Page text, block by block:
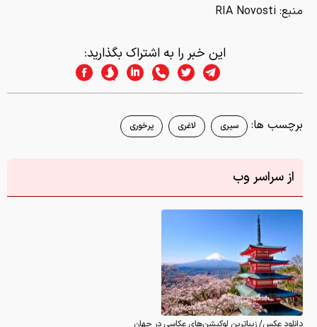
منبع: RIA Novosti
این خبر را به اشتراک بگذارید:
برچسب ها: سیری لاغری پرخوری
از سراسر وب
دانلود عکس/ زیباترین لوکیشن‌های عکاسی در جهان